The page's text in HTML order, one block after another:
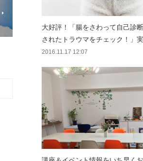
大好評！「腸をさわって自己診
されたトラウマをチェック！」
2016.11.17 12:07